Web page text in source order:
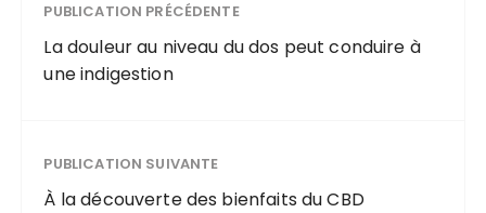
PUBLICATION PRÉCÉDENTE
La douleur au niveau du dos peut conduire à
une indigestion
PUBLICATION SUIVANTE
À la découverte des bienfaits du CBD